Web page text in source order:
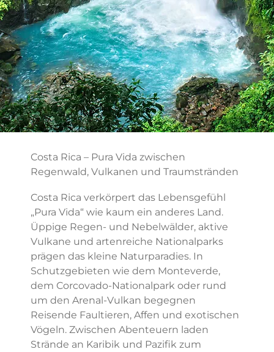
Costa Rica – Pura Vida zwischen
Regenwald, Vulkanen und Traumstränden
Costa Rica verkörpert das Lebensgefühl
„Pura Vida“ wie kaum ein anderes Land.
Üppige Regen- und Nebelwälder, aktive
Vulkane und artenreiche Nationalparks
prägen das kleine Naturparadies. In
Schutzgebieten wie dem Monteverde,
dem Corcovado-Nationalpark oder rund
um den Arenal-Vulkan begegnen
Reisende Faultieren, Affen und exotischen
Vögeln. Zwischen Abenteuern laden
Strände an Karibik und Pazifik zum